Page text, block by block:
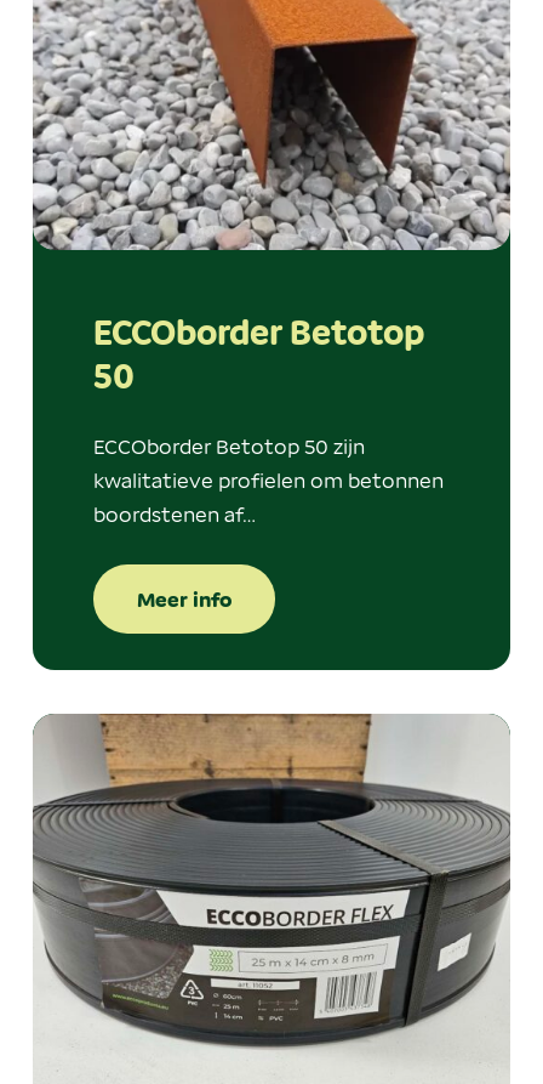
ECCOborder Betotop
50
ECCOborder Betotop 50 zijn
kwalitatieve profielen om betonnen
boordstenen af…
Meer info